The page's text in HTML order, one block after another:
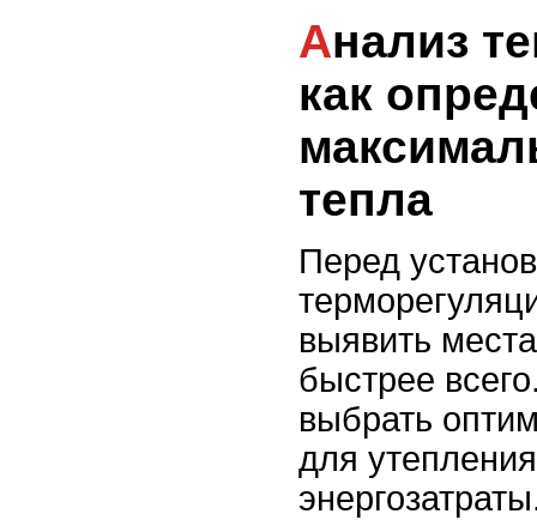
Анализ теплопотерь:
как
тепла
Перед
выявить
быстрее
выбрать
для